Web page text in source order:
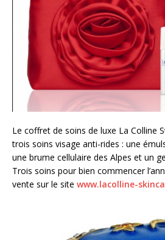
Le coffret de soins de luxe La Colline
trois soins visage anti-rides : une
une brume cellulaire des Alpes et un
Trois soins pour bien commencer
vente sur le site www.lacolline-